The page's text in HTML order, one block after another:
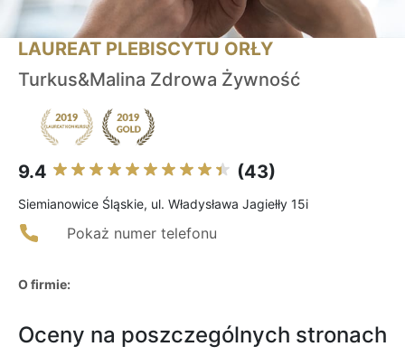
LAUREAT PLEBISCYTU ORŁY
Turkus&Malina Zdrowa Żywność
9.4 (43)
Siemianowice Śląskie, ul. Władysława Jagiełły 15i
Pokaż numer telefonu
O firmie:
Oceny na poszczególnych stronach